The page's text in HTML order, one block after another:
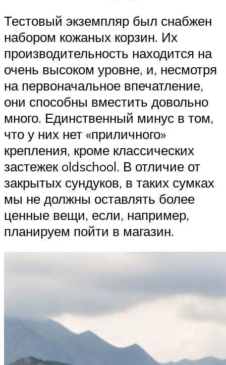
Тестовый экземпляр был снабжен
набором кожаных корзин. Их
производительность находится на
очень высоком уровне, и, несмотря
на первоначальное впечатление,
они способны вместить довольно
много. Единственный минус в том,
что у них нет «приличного»
крепления, кроме классических
застежек oldschool. В отличие от
закрытых сундуков, в таких сумках
мы не должны оставлять более
ценные вещи, если, например,
планируем пойти в магазин.